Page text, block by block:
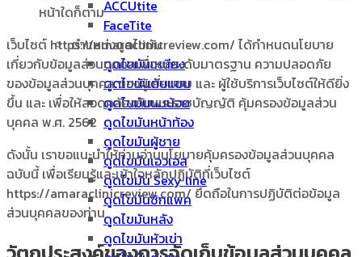
ACCUtite
FaceTite
ตำแหน่งดูดไขมัน
ดูดไขมันเหนียง
ดูดไขมันต้นแขน
ดูดไขมันนมน้อย
ดูดไขมันหน้าท้อง
ดูดไขมันผู้ชาย
ดูดไขมันเอวเอส
ดูดไขมัน Sexy line
ดูดไขมันซิกแพค
ดูดไขมันหลัง
ดูดไขมันหัวเข่า
หน้าใดก็ตาม
เว็บไซต์ https://amaraclinicreview.com/ ได้กำหนดนโยบาย
เกี่ยวกับข้อมูลส่วนบุคคลเพื่อยกระดับมาตรฐาน ความปลอดภัย
ของข้อมูลส่วนบุคคล ของผู้เยี่ยมชม และ ผู้ใช้บริการเว็บไซต์ให้ดียิ่ง
ขึ้น และ เพื่อให้สอดคล้องกับพระราชบัญญัติ คุ้มครองข้อมูลส่วน
บุคคล พ.ศ. 2562
ดังนั้น เราขอแนะนำให้ท่านอ่านนโยบายคุ้มครองข้อมูลส่วนบุคคล
ฉบับนี้ เพื่อเรียนรู้และเข้าใจหลักปฏิบัติที่เว็บไซต์
https://amaraclinicreview.com/ ยึดถือในการปฏิบัติต่อข้อมูล
ส่วนบุคคลของท่าน